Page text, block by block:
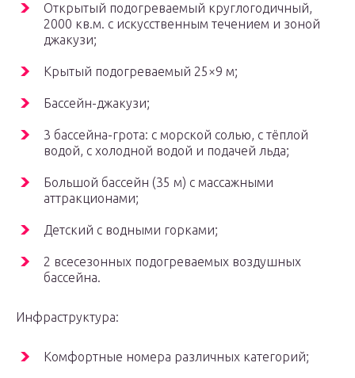
Открытый подогреваемый круглогодичный,
2000 кв.м. с искусственным течением и зоной
джакузи;
Крытый подогреваемый 25×9 м;
Бассейн-джакузи;
3 бассейна-грота: с морской солью, с тёплой
водой, с холодной водой и подачей льда;
Большой бассейн (35 м) с массажными
аттракционами;
Детский с водными горками;
2 всесезонных подогреваемых воздушных
бассейна.
Инфраструктура:
Комфортные номера различных категорий;